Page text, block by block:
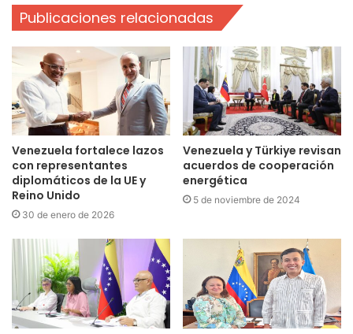
Publicaciones relacionadas
Venezuela fortalece lazos
con representantes
diplomáticos de la UE y
Reino Unido
30 de enero de 2026
Venezuela y Türkiye revisan
acuerdos de cooperación
energética
5 de noviembre de 2024